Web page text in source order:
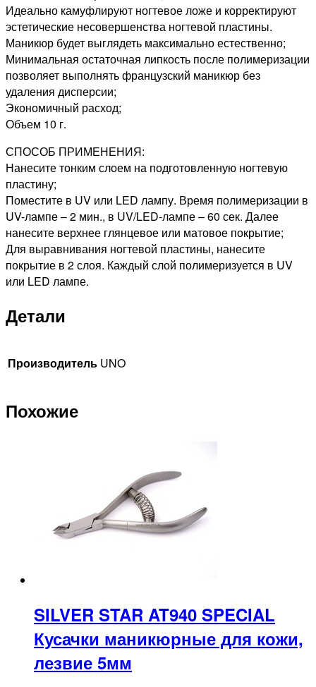
Идеально камуфлируют ногтевое ложе и корректируют
эстетические несовершенства ногтевой пластины.
Маникюр будет выглядеть максимально естественно;
Минимальная остаточная липкость после полимеризации
позволяет выполнять французский маникюр без
удаления дисперсии;
Экономичный расход;
Объем 10 г.
СПОСОБ ПРИМЕНЕНИЯ:
Нанесите тонким слоем на подготовленную ногтевую
пластину;
Поместите в UV или LED лампу. Время полимеризации в
UV-лампе – 2 мин., в UV/LED-лампе – 60 сек. Далее
нанесите верхнее глянцевое или матовое покрытие;
Для выравнивания ногтевой пластины, нанесите
покрытие в 2 слоя. Каждый слой полимеризуется в UV
или LED лампе.
Детали
Производитель UNO
Похожие
SILVER STAR AT940 SPECIAL
Кусачки маникюрные для кожи,
лезвие 5мм